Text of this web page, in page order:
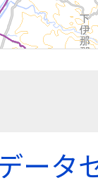
ータ